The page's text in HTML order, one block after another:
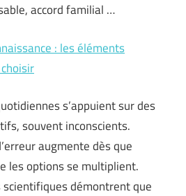
accord familial …
: les éléments
s’appuient sur des
souvent inconscients.
augmente dès que
les options se multiplient.
scientifiques démontrent que